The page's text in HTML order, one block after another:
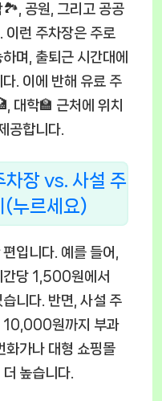
🏞️, 공원, 그리고 공공
이런 주차장은 주로
며, 출퇴근 시간대에
. 이에 반해 유료 주
대학🏫 근처에 위치
공합니다.
장 vs. 사설 주
누르세요)
입니다. 예를 들어,
간당 1,500원에서
니다. 반면, 사설 주
10,000원까지 부과
화가나 대형 쇼핑몰
높습니다.